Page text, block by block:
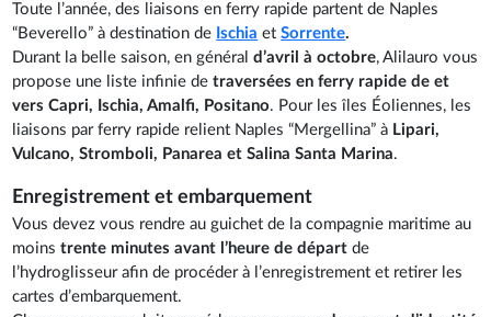
Toute l’année, des liaisons en ferry rapide partent de Naples
“Beverello” à destination de Ischia etSorrente.
Durant la belle saison, en générald’avril à octobre, Alilauro vous
propose une liste infinie detraversées en ferry rapide de et
vers Capri, Ischia, Amalfi, Positano. Pour les îles Éoliennes, les
liaisons par ferry rapide relient Naples “Mergellina” à Lipari,
Vulcano, Stromboli, Panarea et Salina Santa Marina.
Enregistrement et embarquement
Vous devez vous rendre au guichet de la compagnie maritime au
moinstrente minutes avant l’heure de départde
l’hydroglisseur afin de procéder à l’enregistrement et retirer les
cartes d’embarquement.